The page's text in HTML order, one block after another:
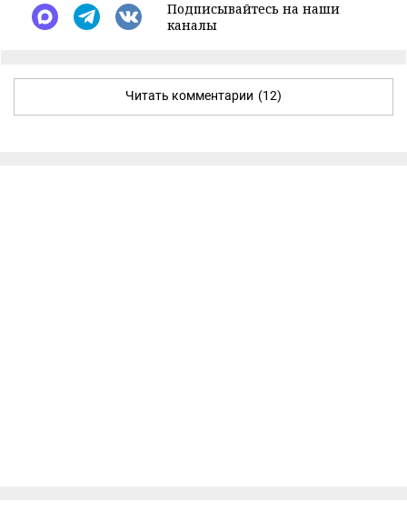
Подписывайтесь на наши
каналы
Читать комментарии (12)